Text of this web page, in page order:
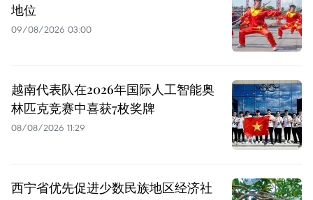
地位
09/08/2026 03:00
越南代表队在2026年国际人工智能奥
林匹克竞赛中喜获7枚奖牌
08/08/2026 11:29
西宁省优先促进少数民族地区经济社